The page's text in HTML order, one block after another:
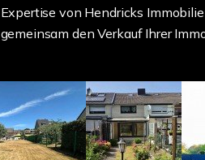
Expertise von Hendricks
gemeinsam den Verkauf Ihrer